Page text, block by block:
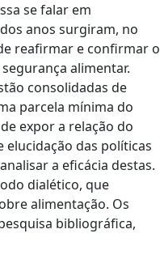
se falar em
anos surgiram, no
reafirmar e confirmar o
alimentar.
consolidadas de
parcela mínima do
expor a relação do
elucidação das políticas
a eficácia destas.
dialético, que
alimentação. Os
bibliográfica,